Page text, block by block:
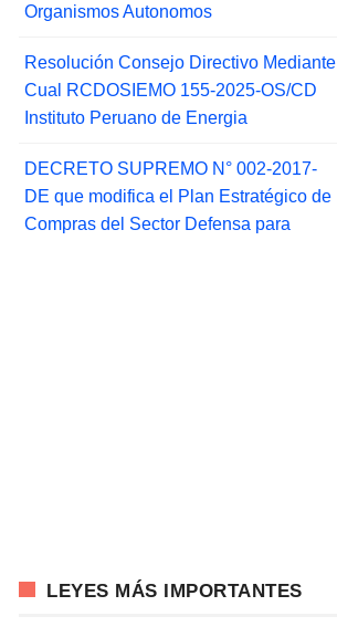
Organismos Autonomos
Resolución Consejo Directivo Mediante
Cual RCDOSIEMO 155-2025-OS/CD
Instituto Peruano de Energia
DECRETO SUPREMO N° 002-2017-
DE que modifica el Plan Estratégico de
Compras del Sector Defensa para
LEYES MÁS IMPORTANTES